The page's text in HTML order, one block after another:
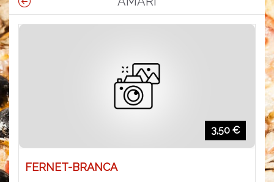
3,50 €
FERNET-BRANCA